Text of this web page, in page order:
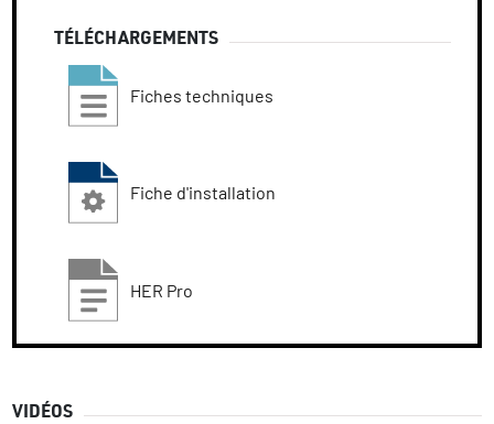
TÉLÉCHARGEMENTS
Fiches techniques
Fiche d'installation
HER Pro
VIDÉOS